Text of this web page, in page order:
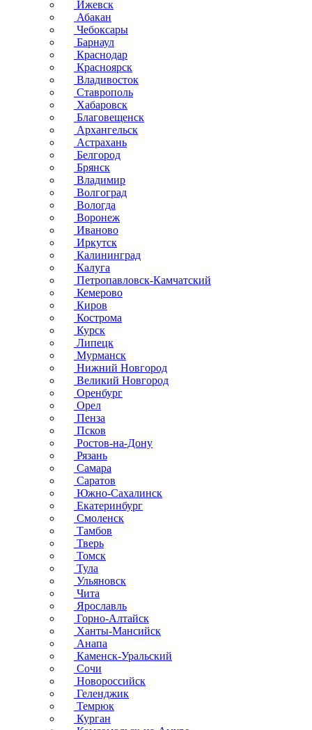
Ижевск
Абакан
Чебоксары
Барнаул
Краснодар
Красноярск
Владивосток
Ставрополь
Хабаровск
Благовещенск
Архангельск
Астрахань
Белгород
Брянск
Владимир
Волгоград
Вологда
Воронеж
Иваново
Иркутск
Калининград
Калуга
Петропавловск-Камчатский
Кемерово
Киров
Кострома
Курск
Липецк
Мурманск
Нижний Новгород
Великий Новгород
Оренбург
Орел
Пенза
Псков
Ростов-на-Дону
Рязань
Самара
Саратов
Южно-Сахалинск
Екатеринбург
Смоленск
Тамбов
Тверь
Томск
Тула
Ульяновск
Чита
Ярославль
Горно-Алтайск
Ханты-Мансийск
Анапа
Каменск-Уральский
Сочи
Новороссийск
Геленджик
Темрюк
Курган